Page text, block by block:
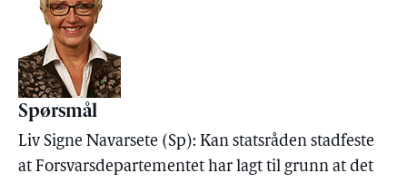
Spørsmål
Liv Signe Navarsete (Sp): Kan statsråden stadfeste
at Forsvarsdepartementet har lagt til grunn at det